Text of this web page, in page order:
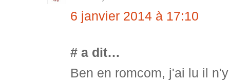
6 janvier 2014 à 17:10
# a dit…
Ben en romcom, j'ai lu il